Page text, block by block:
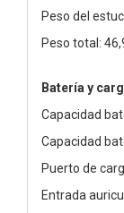
Peso del
Peso total:
Batería y
Capacidad
Capacidad
Puerto de
Entrada